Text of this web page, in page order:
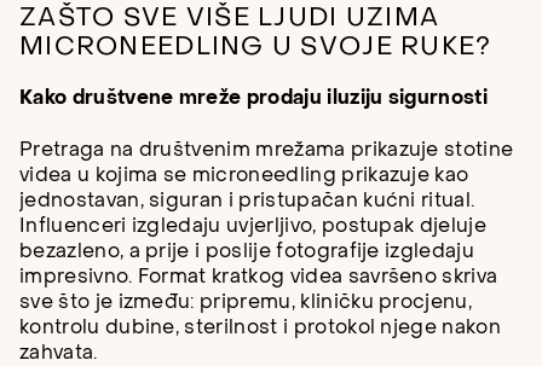
ZAŠTO SVE VIŠE LJUDI UZIMA
MICRONEEDLING U SVOJE RUKE?
Kako društvene mreže prodaju iluziju sigurnosti
Pretraga na društvenim mrežama prikazuje stotine
videa u kojima se microneedling prikazuje kao
jednostavan, siguran i pristupačan kućni ritual.
Influenceri izgledaju uvjerljivo, postupak djeluje
bezazleno, a prije i poslije fotografije izgledaju
impresivno. Format kratkog videa savršeno skriva
sve što je između: pripremu, kliničku procjenu,
kontrolu dubine, sterilnost i protokol njege nakon
zahvata.